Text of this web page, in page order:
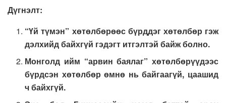
Дүгнэлт:
“Үй түмэн” хөтөлбөрөөс бүрддэг хөтөлбөр гэж
дэлхийд байхгүй гэдэгт итгэлтэй байж болно.
Монголд ийм “арвин баялаг” хөтөлбөрүүдээс
бүрдсэн хөтөлбөр өмнө нь байгаагүй, цаашид
ч байхгүй.